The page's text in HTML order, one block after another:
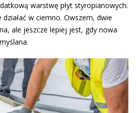
warstwę płyt styropianowych.
w ciemno. Owszem, dwie
ale jeszcze lepiej jest, gdy nowa